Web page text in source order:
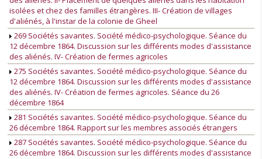
isolées et chez des familles étrangères. III- Création de villages
d'aliénés, à l'instar de la colonie de Gheel
269 Sociétés savantes. Société médico-psychologique. Séance du
12 décembre 1864. Discussion sur les différents modes d'assistance
des aliénés. IV- Création de fermes agricoles
275 Sociétés savantes. Société médico-psychologique. Séance du
12 décembre 1864. Discussion sur les différents modes d'assistance
des aliénés. IV- Création de fermes agricoles. Séance du 26
décembre 1864
281 Sociétés savantes. Société médico-psychologique. Séance du
26 décembre 1864. Rapport sur les membres associés étrangers
287 Sociétés savantes. Société médico-psychologique. Séance du
26 décembre 1864. Discussion sur les différents modes d'assistance